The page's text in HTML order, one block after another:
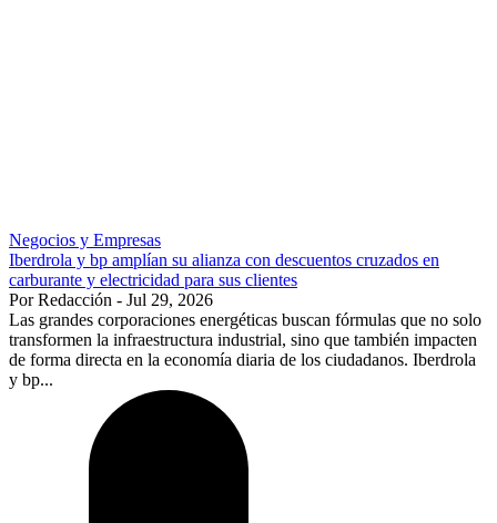
Negocios y Empresas
Iberdrola y bp amplían su alianza con descuentos cruzados en
carburante y electricidad para sus clientes
Por Redacción - Jul 29, 2026
Las grandes corporaciones energéticas buscan fórmulas que no solo
transformen la infraestructura industrial, sino que también impacten
de forma directa en la economía diaria de los ciudadanos. Iberdrola
y bp...